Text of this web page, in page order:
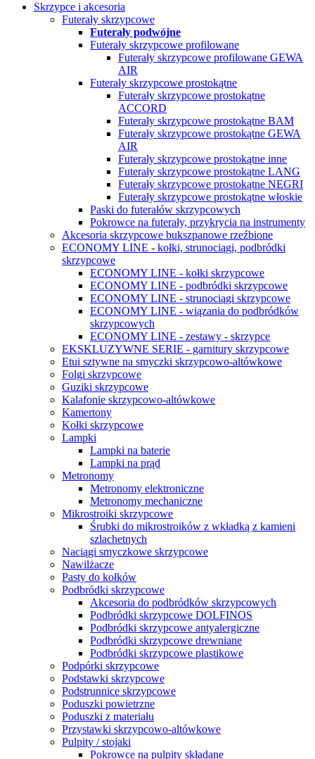
Skrzypce i akcesoria
Futerały skrzypcowe
Futerały podwójne
Futerały skrzypcowe profilowane
Futerały skrzypcowe profilowane GEWA
AIR
Futerały skrzypcowe prostokątne
Futerały skrzypcowe prostokątne
ACCORD
Futerały skrzypcowe prostokątne BAM
Futerały skrzypcowe prostokątne GEWA
AIR
Futerały skrzypcowe prostokątne inne
Futerały skrzypcowe prostokątne LANG
Futerały skrzypcowe prostokątne NEGRI
Futerały skrzypcowe prostokątne włoskie
Paski do futerałów skrzypcowych
Pokrowce na futerały, przykrycia na instrumenty
Akcesoria skrzypcowe bukszpanowe rzeźbione
ECONOMY LINE - kołki, strunociągi, podbródki
skrzypcowe
ECONOMY LINE - kołki skrzypcowe
ECONOMY LINE - podbródki skrzypcowe
ECONOMY LINE - strunociągi skrzypcowe
ECONOMY LINE - wiązania do podbródków
skrzypcowych
ECONOMY LINE - zestawy - skrzypce
EKSKLUZYWNE SERIE - garnitury skrzypcowe
Etui sztywne na smyczki skrzypcowo-altówkowe
Folgi skrzypcowe
Guziki skrzypcowe
Kalafonie skrzypcowo-altówkowe
Kamertony
Kołki skrzypcowe
Lampki
Lampki na baterie
Lampki na prąd
Metronomy
Metronomy elektroniczne
Metronomy mechaniczne
Mikrostroiki skrzypcowe
Śrubki do mikrostroików z wkładką z kamieni
szlachetnych
Naciągi smyczkowe skrzypcowe
Nawilżacze
Pasty do kołków
Podbródki skrzypcowe
Akcesoria do podbródków skrzypcowych
Podbródki skrzypcowe DOLFINOS
Podbródki skrzypcowe antyalergiczne
Podbródki skrzypcowe drewniane
Podbródki skrzypcowe plastikowe
Podpórki skrzypcowe
Podstawki skrzypcowe
Podstrunnice skrzypcowe
Poduszki powietrzne
Poduszki z materiału
Przystawki skrzypcowo-altówkowe
Pulpity / stojaki
Pokrowce na pulpity składane